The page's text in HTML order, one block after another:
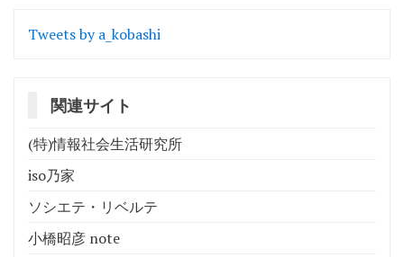
ョ
Tweets by a_kobashi
関連サイト
(特)情報社会生活研究所
iso乃家
ソシエテ・リベルテ
小橋昭彦 note